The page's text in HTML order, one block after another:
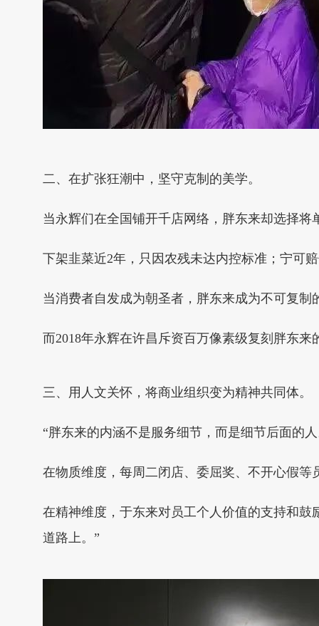
二、在扩张狂潮中，坚守克制的美学。
当永辉们在全国铺开千店网络，胖东来却选择
下架韭菜近2年，只因农残未达内控标准；宁可
当消费者自发成为朝圣者，胖东来成为不可复
而2018年永辉在许昌斥资百万像素级复刻胖东
三、用人文关怀，将商业组织变为精神共同体。
“胖东来的内涵不是服务细节，而是细节后面的
在物质维度，每周二闭店、委屈奖、不开心假
在精神维度，于东来对员工个人价值的支持和
道路上。”